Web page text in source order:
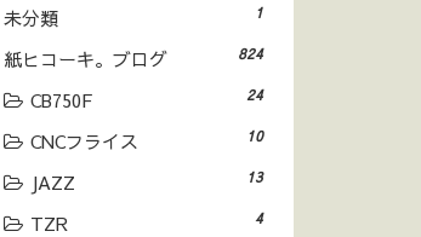
未分類 1
紙ヒコーキ。ブログ 824
CB750F 24
CNCフライス 10
JAZZ 13
TZR 4